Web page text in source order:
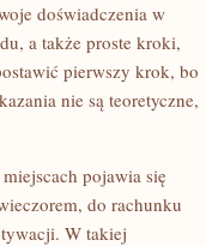
doświadczenia w
a także proste kroki,
pierwszy krok, bo
nie są teoretyczne,
pojawia się
do rachunku
W takiej